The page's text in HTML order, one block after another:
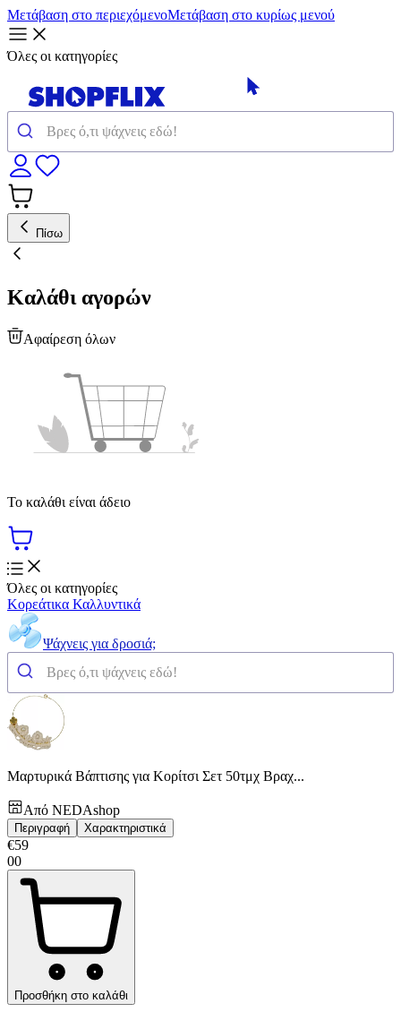
Μετάβαση στο περιεχόμενοΜετάβαση στο κυρίως μενού
Όλες οι κατηγορίες
Πίσω
Καλάθι αγορών
Αφαίρεση όλων
Το καλάθι είναι άδειο
Όλες οι κατηγορίες
Κορεάτικα Καλλυντικά
Ψάχνεις για δροσιά;
Μαρτυρικά Βάπτισης για Κορίτσι Σετ 50τμχ Βραχ...
Από NEDAshop
Περιγραφή Χαρακτηριστικά
€59
00
Προσθήκη στο καλάθι